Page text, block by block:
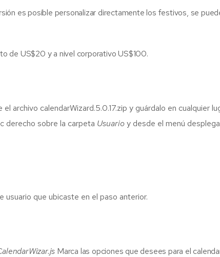
es posible personalizar directamente los festivos, se
de US$20 y a nivel corporativo US$100.
archivo calendarWizard.5.0.17.zip y guárdalo en cualquier
derecho sobre la carpeta Usuarioy desde el menú
que ubicaste en el paso anterior.
Marca las opciones que desees para el